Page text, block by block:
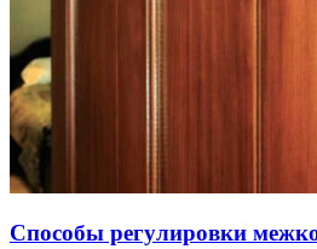
Способы регулировки